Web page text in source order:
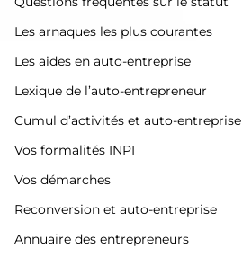
Les arnaques les plus courantes
Les aides en auto-entreprise
Lexique de l’auto-entrepreneur
Cumul d’activités et auto-entreprise
Vos formalités INPI
Vos démarches
Reconversion et auto-entreprise
Annuaire des entrepreneurs